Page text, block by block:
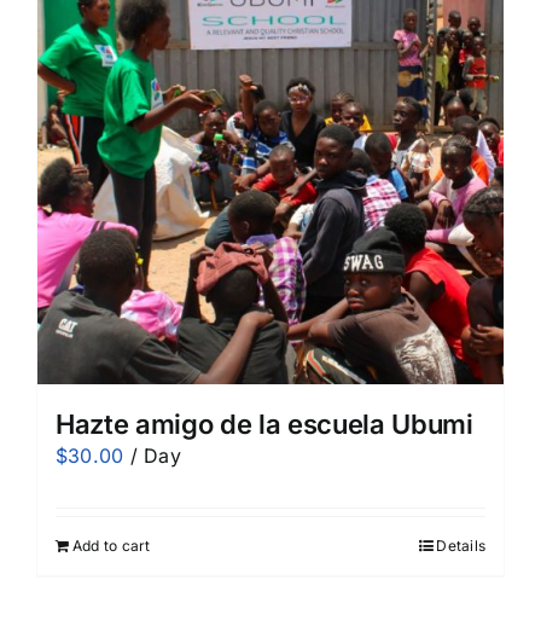
Hazte amigo de la escuela Ubumi
$30.00 / Day
Add to cart Details